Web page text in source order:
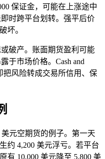
保证金，可能在上涨途中
时跨平台划转。强平后价
坏。
破产。账面期货盈利可能
于市场价格。Cash and
把风险转成交易所信用、保
美元空期货的例子。第一天
约 4,200 美元浮亏。若平台
有 10,000 美元降至 5,800 美